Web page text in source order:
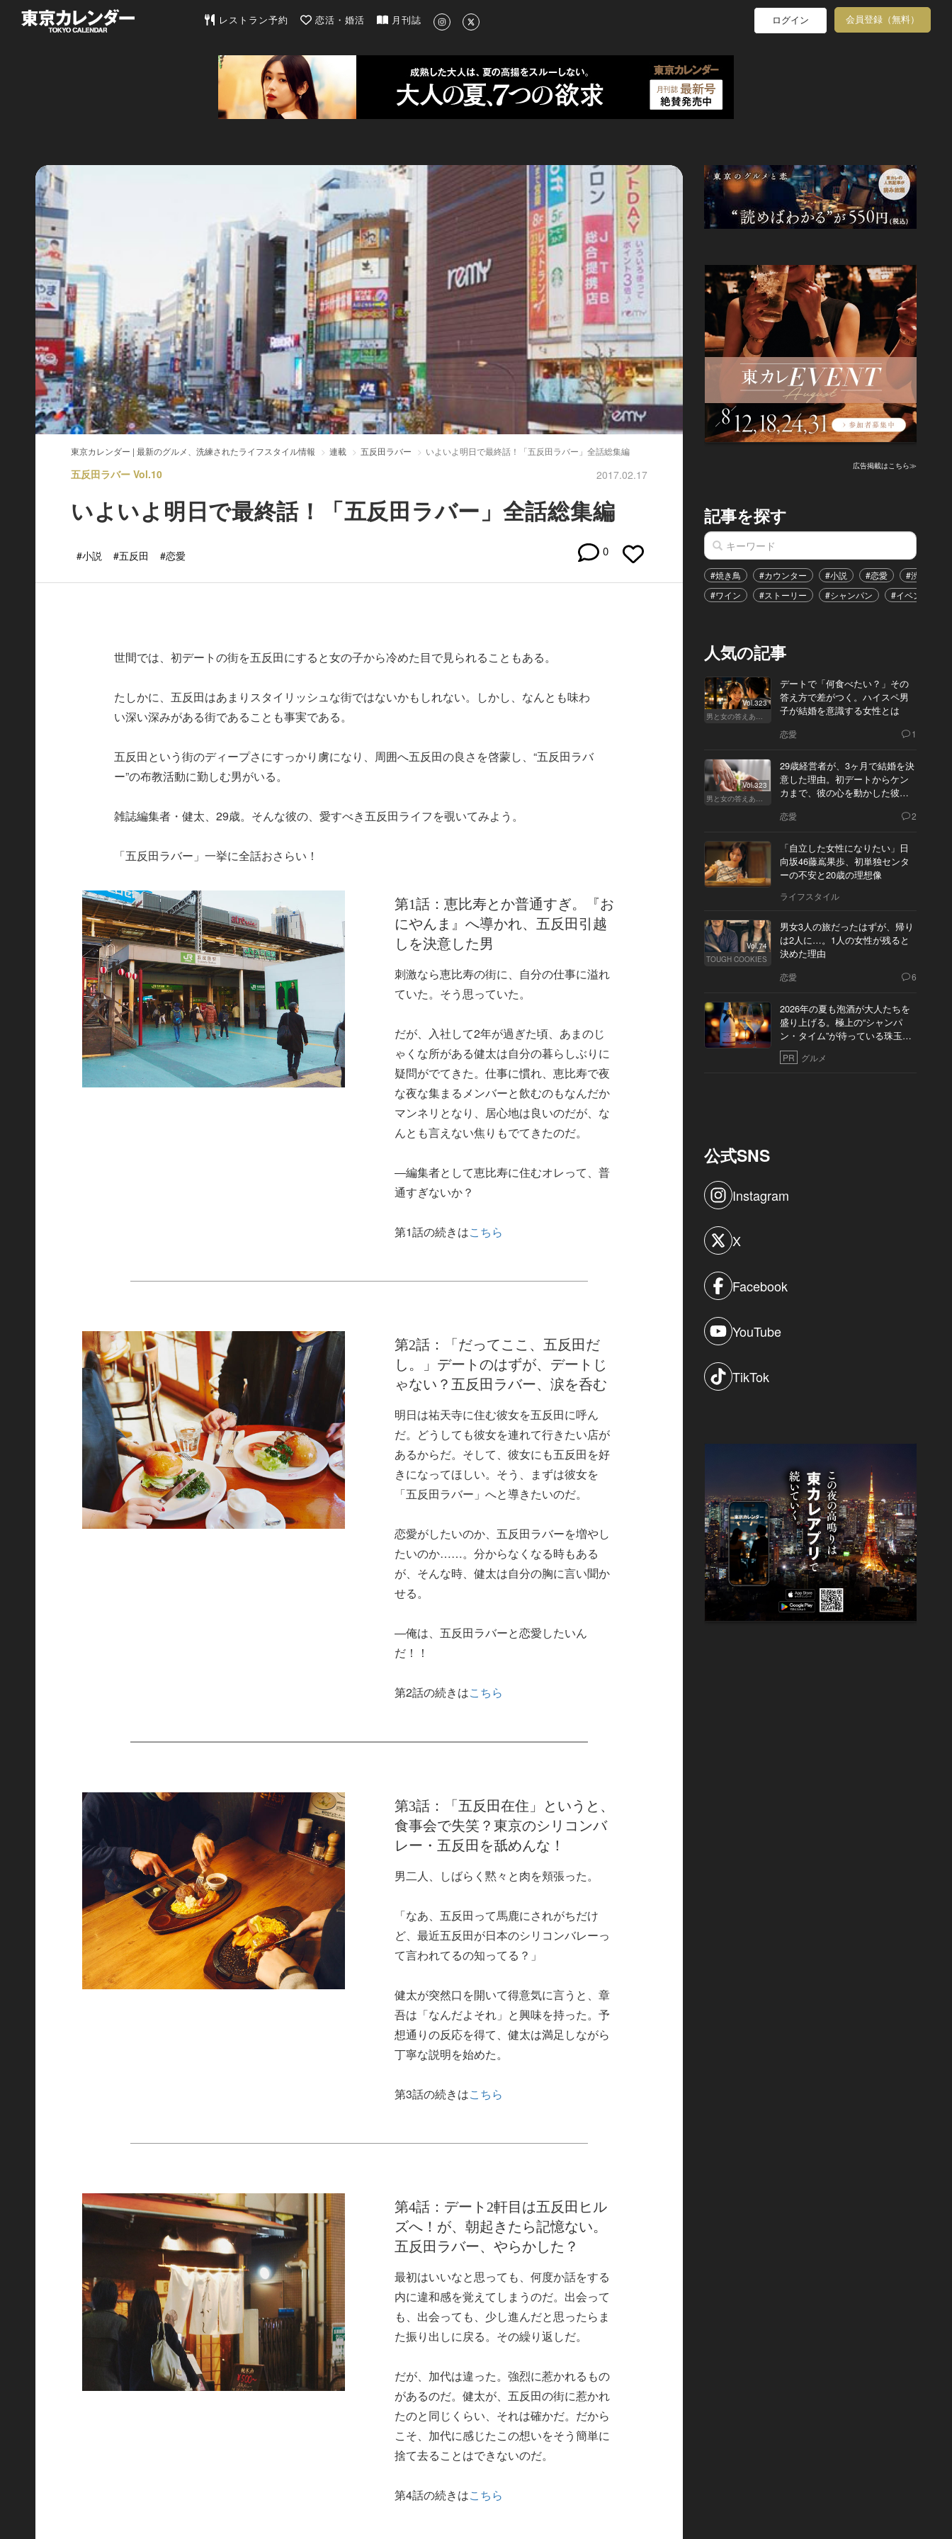
東京カレンダー | 最新のグルメ、洗練されたライフスタイル情報
レストラン予約 恋活・婚活 月刊誌 ログイン 会員登録（無料）
東京カレンダー | 最新のグルメ、洗練されたライフスタイル情報 連載 五反田ラバー いよいよ明日で最終話！「五反田ラバー」全話総集編
五反田ラバー Vol.10 2017.02.17
いよいよ明日で最終話！「五反田ラバー」全話総集編
#小説 #五反田 #恋愛 0
世間では、初デートの街を五反田にすると女の子から冷めた目で見られることもある。
たしかに、五反田はあまりスタイリッシュな街ではないかもしれない。しかし、なんとも味わ
い深い深みがある街であることも事実である。
五反田という街のディープさにすっかり虜になり、周囲へ五反田の良さを啓蒙し、“五反田ラバ
ー”の布教活動に勤しむ男がいる。
雑誌編集者・健太、29歳。そんな彼の、愛すべき五反田ライフを覗いてみよう。
「五反田ラバー」一挙に全話おさらい！
第1話：恵比寿とか普通すぎ。『お
にやんま』へ導かれ、五反田引越
しを決意した男
刺激なら恵比寿の街に、自分の仕事に溢れ
ていた。そう思っていた。
だが、入社して2年が過ぎた頃、あまのじ
ゃくな所がある健太は自分の暮らしぶりに
疑問がでてきた。仕事に慣れ、恵比寿で夜
な夜な集まるメンバーと飲むのもなんだか
マンネリとなり、居心地は良いのだが、な
んとも言えない焦りもでてきたのだ。
―編集者として恵比寿に住むオレって、普
通すぎないか？
第1話の続きはこちら
第2話：「だってここ、五反田だ
し。」デートのはずが、デートじ
ゃない？五反田ラバー、涙を呑む
明日は祐天寺に住む彼女を五反田に呼ん
だ。どうしても彼女を連れて行きたい店が
あるからだ。そして、彼女にも五反田を好
きになってほしい。そう、まずは彼女を
「五反田ラバー」へと導きたいのだ。
恋愛がしたいのか、五反田ラバーを増やし
たいのか……。分からなくなる時もある
が、そんな時、健太は自分の胸に言い聞か
せる。
―俺は、五反田ラバーと恋愛したいん
だ！！
第2話の続きはこちら
第3話：「五反田在住」というと、
食事会で失笑？東京のシリコンバ
レー・五反田を舐めんな！
男二人、しばらく黙々と肉を頬張った。
「なあ、五反田って馬鹿にされがちだけ
ど、最近五反田が日本のシリコンバレーっ
て言われてるの知ってる？」
健太が突然口を開いて得意気に言うと、章
吾は「なんだよそれ」と興味を持った。予
想通りの反応を得て、健太は満足しながら
丁寧な説明を始めた。
第3話の続きはこちら
第4話：デート2軒目は五反田ヒル
ズへ！が、朝起きたら記憶ない。
五反田ラバー、やらかした？
最初はいいなと思っても、何度か話をする
内に違和感を覚えてしまうのだ。出会って
も、出会っても、少し進んだと思ったらま
た振り出しに戻る。その繰り返しだ。
だが、加代は違った。強烈に惹かれるもの
があるのだ。健太が、五反田の街に惹かれ
たのと同じくらい、それは確かだ。だから
こそ、加代に感じたこの想いをそう簡単に
捨て去ることはできないのだ。
第4話の続きはこちら
広告掲載はこちら≫
記事を探す
#焼き鳥 #カウンター #小説 #恋愛
#渋谷区
#ワイン
#ストーリー #シャンパン #イベント
人気の記事
Vol.323
男と女の答えあわせ【A】
デートで「何食べたい？」その
答え方で差がつく。ハイスペ男
子が結婚を意識する女性とは
恋愛 1
Vol.323
男と女の答えあわせ【Q】
29歳経営者が、3ヶ月で結婚を決
意した理由。初デートからケン
カまで、彼の心を動かした彼女
恋愛 2
「自立した女性になりたい」日
向坂46藤嶌果歩、初単独センタ
ーの不安と20歳の理想像
ライフスタイル
Vol.74
TOUGH COOKIES
男女3人の旅だったはずが、帰り
は2人に…。1人の女性が残ると
決めた理由
恋愛 6
2026年の夏も泡酒が大人たちを
盛り上げる。極上の“シャンパ
ン・タイム”が待っている珠玉の
10軒
PR グルメ
公式SNS
Instagram
X
Facebook
YouTube
TikTok